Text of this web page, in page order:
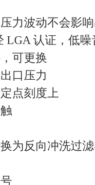
力波动不会影
LGA 认证，低
可更换
口压力
点刻度上
为反向冲洗过